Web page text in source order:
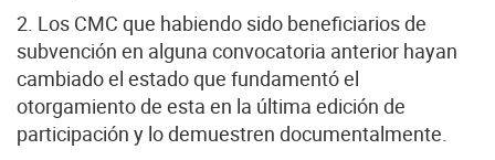
2. Los CMC que habiendo sido beneficiarios de
subvención en alguna convocatoria anterior hayan
cambiado el estado que fundamentó el
otorgamiento de esta en la última edición de
participación y lo demuestren documentalmente.